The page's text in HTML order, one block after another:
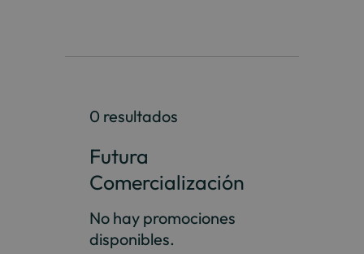
0 resultados
Futura
Comercialización
No hay promociones
disponibles.